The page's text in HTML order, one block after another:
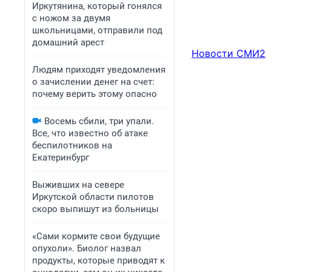
Иркутянина, который гонялся
с ножом за двумя
школьницами, отправили под
домашний арест
Людям приходят уведомления
о зачислении денег на счет:
почему верить этому опасно
Восемь сбили, три упали.
Все, что известно об атаке
беспилотников на
Екатеринбург
Выживших на севере
Иркутской области пилотов
скоро выпишут из больницы
«Сами кормите свои будущие
опухоли». Биолог назвал
продукты, которые приводят к
Новости СМИ2